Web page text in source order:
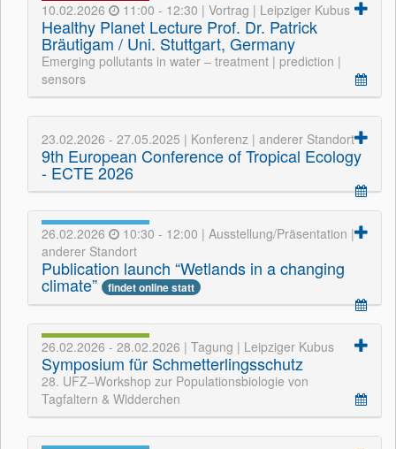
10.02.2026 11:00 - 12:30 | Vortrag | Leipziger Kubus
Healthy Planet Lecture Prof. Dr. Patrick
Bräutigam / Uni. Stuttgart, Germany
Emerging pollutants in water – treatment | prediction |
sensors
23.02.2026 - 27.05.2025 | Konferenz | anderer Standort
9th European Conference of Tropical Ecology
- ECTE 2026
26.02.2026
10:30 - 12:00 | Ausstellung/Präsentation |
anderer Standort
Publication launch “Wetlands in a changing
climate” findet online statt
26.02.2026 - 28.02.2026 | Tagung | Leipziger Kubus
Symposium für Schmetterlingsschutz
28. UFZ–Workshop zur Populationsbiologie von
Tagfaltern & Widderchen